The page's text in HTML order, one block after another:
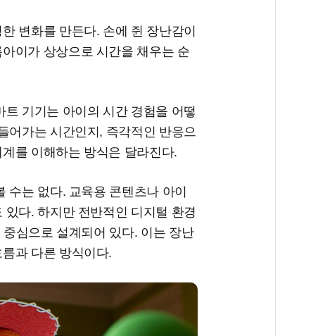
변화를 만든다. 손에 쥔 장난감이
이가 상상으로 시간을 채우는 순
기기는 아이의 시간 경험을 어떻
어가는 시간인지, 즉각적인 반응으
를 이해하는 방식은 달라진다.
수는 없다. 교육용 콘텐츠나 아이
다. 하지만 전반적인 디지털 환경
심으로 설계되어 있다. 이는 장난
과 다른 방식이다.